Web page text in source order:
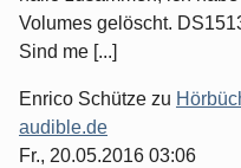
Volumes gelöscht.
Sind me [...]
Enrico Schütze zu
audible.de
Fr., 20.05.2016 03:06